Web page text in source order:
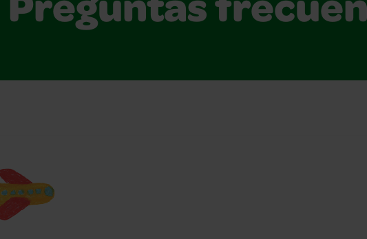
Preguntas